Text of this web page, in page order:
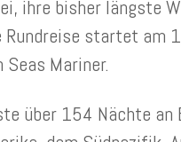
ihre bisher längste
Rundreise startet am
Mariner.
über 154 Nächte an